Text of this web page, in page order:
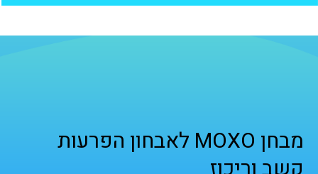
מבחן MOXO לאבחון הפרעות